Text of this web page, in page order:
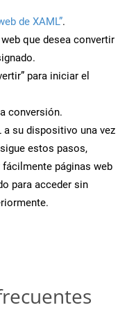
de XAML”.
que desea convertir
para iniciar el
conversión.
a su dispositivo una vez
estos pasos,
páginas web
para acceder sin